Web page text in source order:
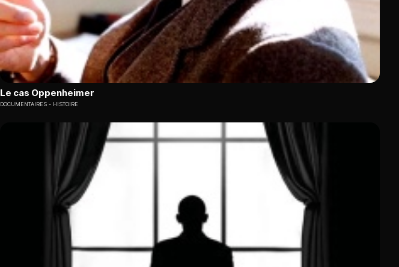
Le cas Oppenheimer
DOCUMENTAIRES HISTOIRE